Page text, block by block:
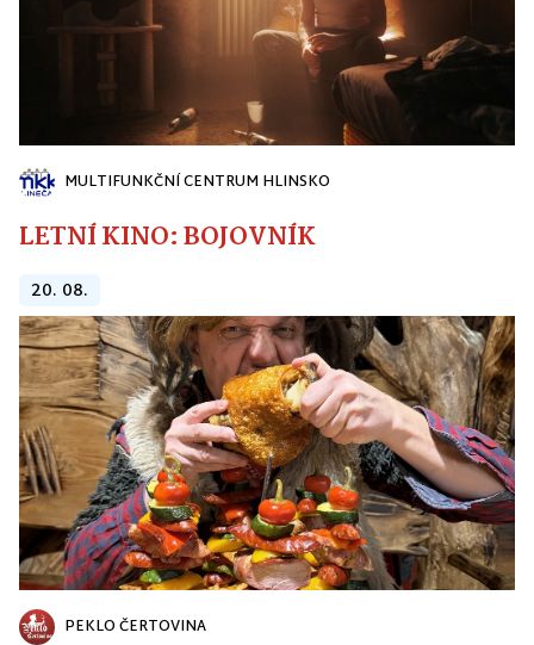
MULTIFUNKČNÍ CENTRUM HLINSKO
LETNÍ KINO: BOJOVNÍK
20. 08.
PEKLO ČERTOVINA